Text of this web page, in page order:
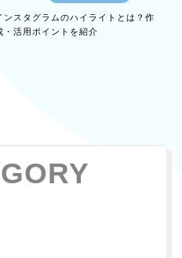
ンスタグラムのハイライトとは？作
・活用ポイントを紹介